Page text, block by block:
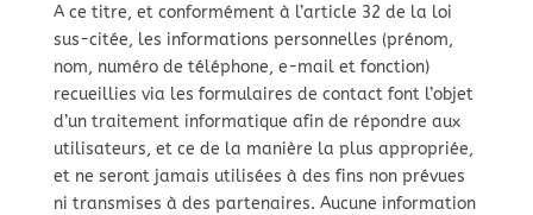
A ce titre, et conformément à l’article 32 de la loi
sus-citée, les informations personnelles (prénom,
nom, numéro de téléphone, e-mail et fonction)
recueillies via les formulaires de contact font l’objet
d’un traitement informatique afin de répondre aux
utilisateurs, et ce de la manière la plus appropriée,
et ne seront jamais utilisées à des fins non prévues
ni transmises à des partenaires. Aucune information